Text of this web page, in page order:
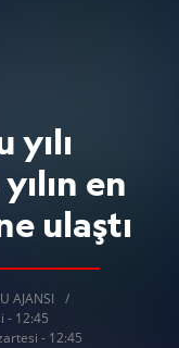
yılı
en
ulaştı
AJANSI
- 12:45
- 12:45